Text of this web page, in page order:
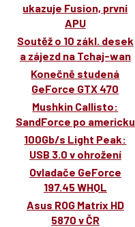
ukazuje Fusion, první
APU
Soutěž o 10 zákl. desek
a zájezd na Tchaj-wan
Konečně studená
GeForce GTX 470
Mushkin Callisto:
SandForce po americku
100Gb/s Light Peak:
USB 3.0 v ohrožení
Ovladače GeForce
197.45 WHQL
Asus ROG Matrix HD
5870 v ČR